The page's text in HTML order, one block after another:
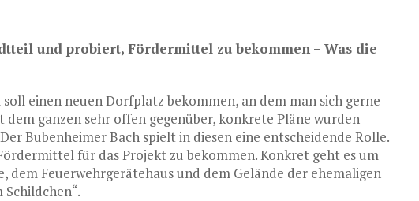
und probiert, Fördermittel zu bekommen – Was die
einen neuen Dorfplatz bekommen, an dem man sich gerne
ganzen sehr offen gegenüber, konkrete Pläne wurden
Bubenheimer Bach spielt in diesen eine entscheidende Rolle.
für das Projekt zu bekommen. Konkret geht es um
dem Feuerwehrgerätehaus und dem Gelände der ehemaligen